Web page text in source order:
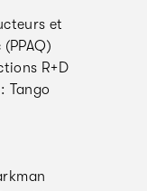
et
R+D
Tango